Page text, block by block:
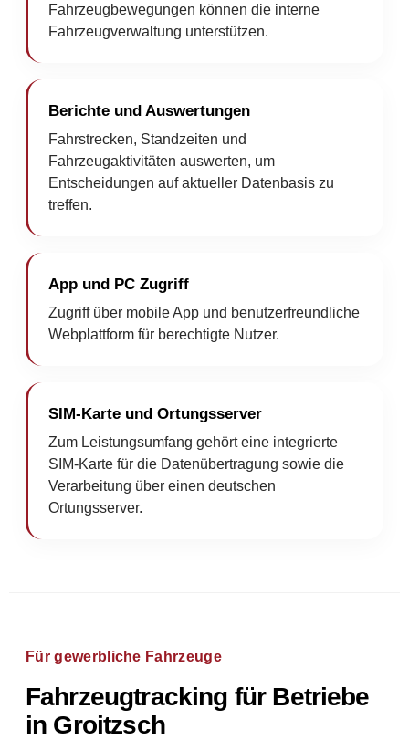
Fahrzeugbewegungen können die interne
Fahrzeugverwaltung unterstützen.
Berichte und Auswertungen
Fahrstrecken, Standzeiten und
Fahrzeugaktivitäten auswerten, um
Entscheidungen auf aktueller Datenbasis zu
treffen.
App und PC Zugriff
Zugriff über mobile App und benutzerfreundliche
Webplattform für berechtigte Nutzer.
SIM-Karte und Ortungsserver
Zum Leistungsumfang gehört eine integrierte
SIM-Karte für die Datenübertragung sowie die
Verarbeitung über einen deutschen
Ortungsserver.
Für gewerbliche Fahrzeuge
Fahrzeugtracking für Betriebe
in Groitzsch